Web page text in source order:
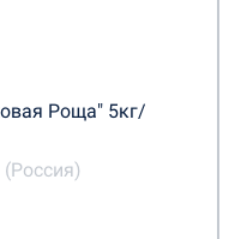
Роща" 5кг/